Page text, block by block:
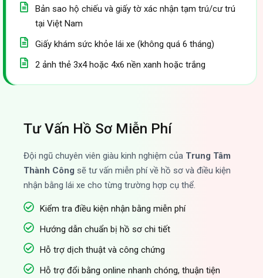
Bản sao hộ chiếu và giấy tờ xác nhận tạm trú/cư trú
tại Việt Nam
Giấy khám sức khỏe lái xe (không quá 6 tháng)
2 ảnh thẻ 3x4 hoặc 4x6 nền xanh hoặc trắng
Tư Vấn Hồ Sơ Miễn Phí
Đội ngũ chuyên viên giàu kinh nghiệm của Trung Tâm
Thành Công sẽ tư vấn miễn phí về hồ sơ và điều kiện
nhận bằng lái xe cho từng trường hợp cụ thể.
Kiểm tra điều kiện nhận bằng miễn phí
Hướng dẫn chuẩn bị hồ sơ chi tiết
Hỗ trợ dịch thuật và công chứng
Hỗ trợ đổi bằng online nhanh chóng, thuận tiện